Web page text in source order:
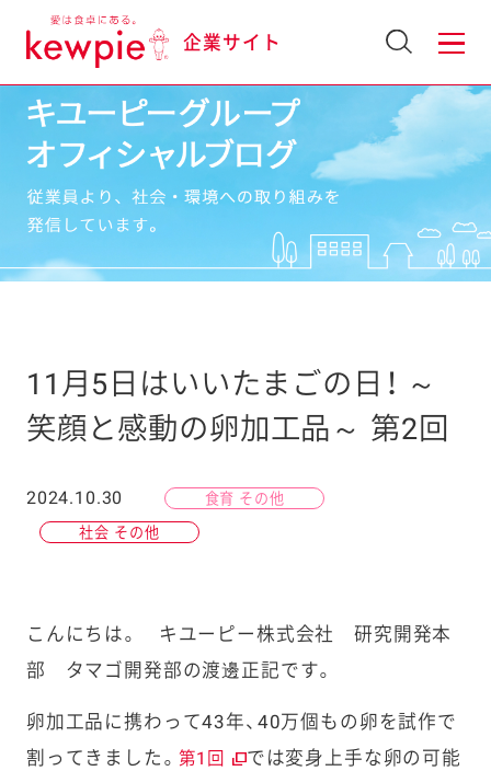
企業サイト
11月5日はいいたまごの日！ ～
笑顔と感動の卵加工品～ 第2回
2024.10.30 食育 その他
社会 その他
こんにちは。 キユーピー株式会社 研究開発本
部 タマゴ開発部の渡邊正記です。
卵加工品に携わって43年、40万個もの卵を試作で
割ってきました。 第1回
では変身上手な卵の可能